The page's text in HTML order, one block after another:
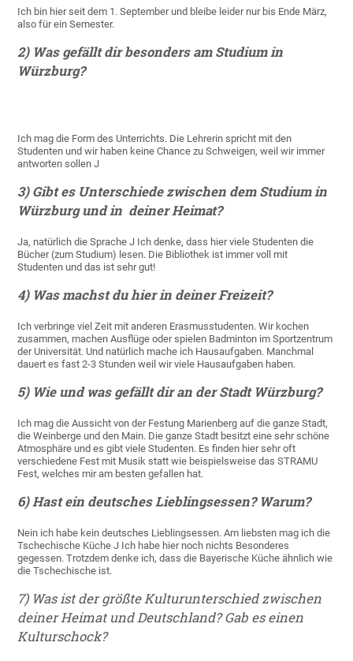
Ich bin hier seit dem 1. September und bleibe leider nur bis Ende März,
also für ein Semester.
2) Was gefällt dir besonders am Studium in
Würzburg?
Ich mag die Form des Unterrichts. Die Lehrerin spricht mit den
Studenten und wir haben keine Chance zu Schweigen, weil wir immer
antworten sollen J
3) Gibt es Unterschiede zwischen dem Studium in
Würzburg und in deiner Heimat?
Ja, natürlich die Sprache J Ich denke, dass hier viele Studenten die
Bücher (zum Studium) lesen. Die Bibliothek ist immer voll mit
Studenten und das ist sehr gut!
4) Was machst du hier in deiner Freizeit?
Ich verbringe viel Zeit mit anderen Erasmusstudenten. Wir kochen
zusammen, machen Ausflüge oder spielen Badminton im Sportzentrum
der Universität. Und natürlich mache ich Hausaufgaben. Manchmal
dauert es fast 2-3 Stunden weil wir viele Hausaufgaben haben.
5) Wie und was gefällt dir an der Stadt Würzburg?
Ich mag die Aussicht von der Festung Marienberg auf die ganze Stadt,
die Weinberge und den Main. Die ganze Stadt besitzt eine sehr schöne
Atmosphäre und es gibt viele Studenten. Es finden hier sehr oft
verschiedene Fest mit Musik statt wie beispielsweise das STRAMU
Fest, welches mir am besten gefallen hat.
6) Hast ein deutsches Lieblingsessen? Warum?
Nein ich habe kein deutsches Lieblingsessen. Am liebsten mag ich die
Tschechische Küche J Ich habe hier noch nichts Besonderes
gegessen. Trotzdem denke ich, dass die Bayerische Küche ähnlich wie
die Tschechische ist.
7) Was ist der größte Kulturunterschied zwischen
deiner Heimat und Deutschland? Gab es einen
Kulturschock?